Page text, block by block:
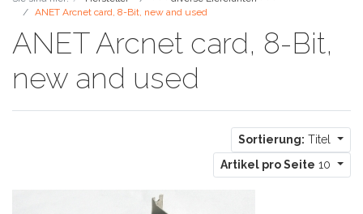
ANET Arcnet card, 8-Bit, new and used
ANET Arcnet card, 8-Bit,
new and used
Sortierung: Titel
Artikel pro Seite 10